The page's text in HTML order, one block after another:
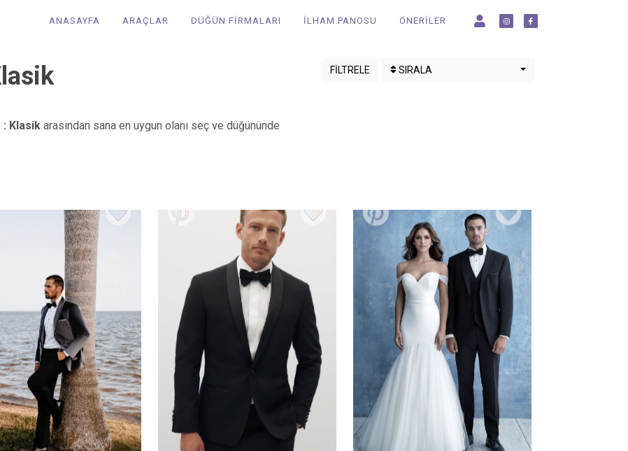
ANASAYFA ARAÇLAR DÜĞÜN FİRMALARI İLHAM PANOSU ÖNERİLER
: Klasik arasından sana en uygun olanı seç ve düğününde
FİLTRELE SIRALA